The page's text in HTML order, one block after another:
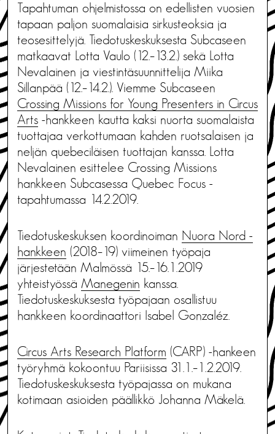
Tapahtuman ohjelmistossa on edellisten vuosien
tapaan paljon suomalaisia sirkusteoksia ja
teosesittelyjä. Tiedotuskeskuksesta Subcaseen
matkaavat Lotta Vaulo (12.–13.2.) sekä Lotta
Nevalainen ja viestintäsuunnittelija Miika
Sillanpää (12.–14.2.). Viemme Subcaseen
Crossing Missions for Young Presenters in Circus
Arts -hankkeen kautta kaksi nuorta suomalaista
tuottajaa verkottumaan kahden ruotsalaisen ja
neljän quebeciläisen tuottajan kanssa. Lotta
Nevalainen esittelee Crossing Missions
hankkeen Subcasessa Quebec Focus -
tapahtumassa 14.2.2019.
Tiedotuskeskuksen koordinoiman Nuora Nord -
hankkeen (2018–19) viimeinen työpaja
järjestetään Malmössä 15.–16.1.2019
yhteistyössä Manegenin kanssa.
Tiedotuskeskuksesta työpajaan osallistuu
hankkeen koordinaattori Isabel Gonzaléz.
Circus Arts Research Platform (CARP) -hankeen
työryhmä kokoontuu Pariisissa 31.1.–1.2.2019.
Tiedotuskeskuksesta työpajassa on mukana
kotimaan asioiden päällikkö Johanna Mäkelä.